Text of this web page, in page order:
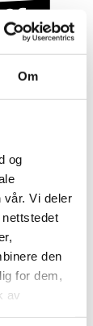
Om
og
vår. Vi deler
den
for dem,
av
X